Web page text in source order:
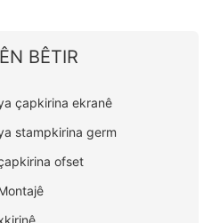
BÊTIR
çapkirina ekranê
stampkirina germ
ofset